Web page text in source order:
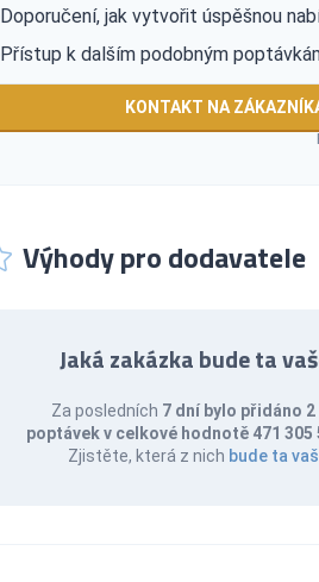
Doporučení, jak vytvořit úspěšnou
Přístup k dalším podobným
KONTAKT NA
Výhody pro dodavatele
Jaká zakázka bude ta
Za posledních 7 dní bylo přidáno 2
poptávek v celkové hodnotě 471 305
Zjistěte, která z nich bude ta